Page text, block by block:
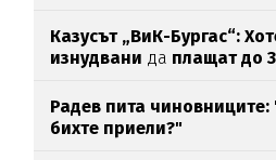
Казусът „ВиК-Бургас“:
изнудвани да плащат до
Радев пита
бихте приели?"